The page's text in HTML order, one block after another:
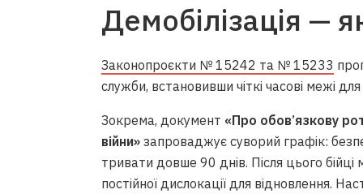
Демобілізація —
Законопроєкти № 15242 та № 15233
служби, встановивши чіткі часові межі
Зокрема, документ «Про обов’язкову
війни» запроваджує суворий графік:
тривати довше 90 днів. Після цього
постійної дислокації для відновлення.